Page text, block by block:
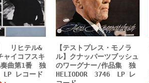
リヒテル&
ャイコフスキ
奏曲第1番 独
レコード
【テストプレス・モノラ
ル】クナッパーツブッシュ
のワーグナー/作品集 独
HELIODOR 3746 LP レ